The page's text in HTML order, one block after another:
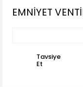
EMNİYET
Tavsiye
Et